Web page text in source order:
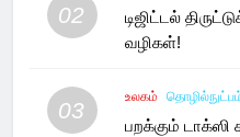
02
டிஜிட்டல்
வழிகள்!
03
உலகம்
பறக்கும் டாக்ஸி